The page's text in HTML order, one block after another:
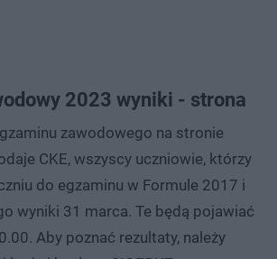
2023 wyniki - strona
zawodowego na stronie
CKE, wszyscy uczniowie, którzy
do egzaminu w Formule 2017 i
wyniki 31 marca. Te będą pojawiać
Aby poznać rezultaty, należy